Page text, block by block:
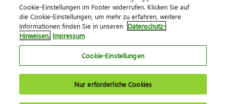
© 2026 DATEV eG
Cookie-Einstellungen im Footer widerrufen. Klicken Sie auf
die Cookie-Einstellungen, um mehr zu erfahren, weitere
Informationen finden Sie in unseren Datenschutz-
Hinweisen. Impressum
Cookie-Einstellungen
Nur erforderliche Cookies